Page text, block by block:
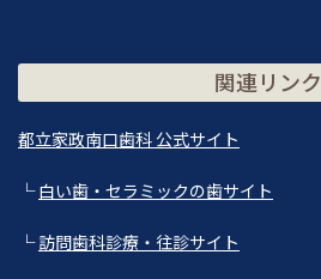
関連リンク
都立家政南口歯科 公式サイト
└白い歯・セラミックの歯サイト
└訪問歯科診療・往診サイト